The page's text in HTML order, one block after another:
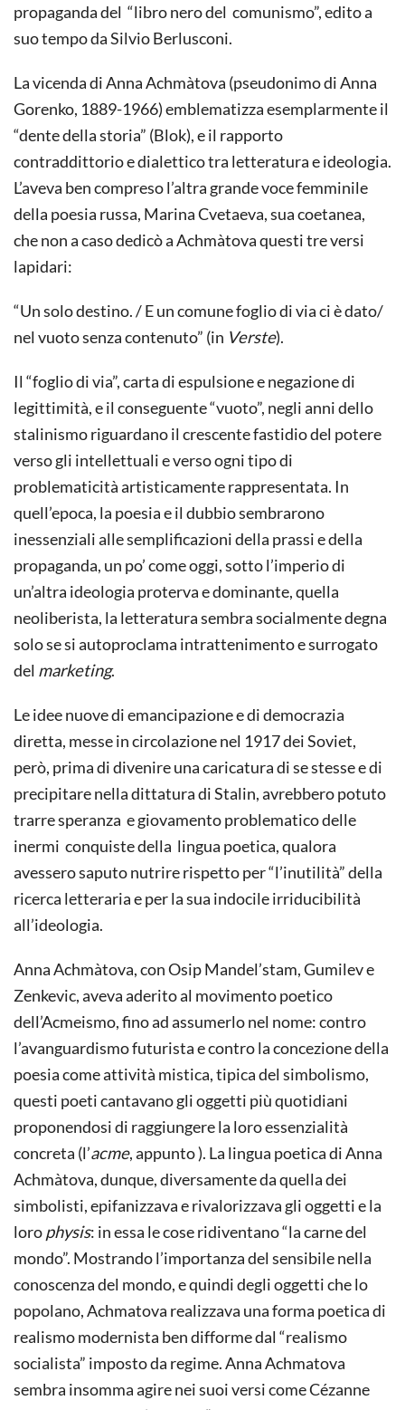
propaganda del “libro nero del comunismo”, edito a
suo tempo da Silvio Berlusconi.
La vicenda di Anna Achmàtova (pseudonimo di Anna
Gorenko, 1889-1966) emblematizza esemplarmente il
“dente della storia” (Blok), e il rapporto
contraddittorio e dialettico tra letteratura e ideologia.
L’aveva ben compreso l’altra grande voce femminile
della poesia russa, Marina Cvetaeva, sua coetanea,
che non a caso dedicò a Achmàtova questi tre versi
lapidari:
“Un solo destino. / E un comune foglio di via ci è dato/
nel vuoto senza contenuto” (in Verste).
Il “foglio di via”, carta di espulsione e negazione di
legittimità, e il conseguente “vuoto”, negli anni dello
stalinismo riguardano il crescente fastidio del potere
verso gli intellettuali e verso ogni tipo di
problematicità artisticamente rappresentata. In
quell’epoca, la poesia e il dubbio sembrarono
inessenziali alle semplificazioni della prassi e della
propaganda, un po’ come oggi, sotto l’imperio di
un’altra ideologia proterva e dominante, quella
neoliberista, la letteratura sembra socialmente degna
solo se si autoproclama intrattenimento e surrogato
del marketing.
Le idee nuove di emancipazione e di democrazia
diretta, messe in circolazione nel 1917 dei Soviet,
però, prima di divenire una caricatura di se stesse e di
precipitare nella dittatura di Stalin, avrebbero potuto
trarre speranza e giovamento problematico delle
inermi conquiste della lingua poetica, qualora
avessero saputo nutrire rispetto per “l’inutilità” della
ricerca letteraria e per la sua indocile irriducibilità
all’ideologia.
Anna Achmàtova, con Osip Mandel’stam, Gumilev e
Zenkevic, aveva aderito al movimento poetico
dell’Acmeismo, fino ad assumerlo nel nome: contro
l’avanguardismo futurista e contro la concezione della
poesia come attività mistica, tipica del simbolismo,
questi poeti cantavano gli oggetti più quotidiani
proponendosi di raggiungere la loro essenzialità
concreta (l’acme, appunto ). La lingua poetica di Anna
Achmàtova, dunque, diversamente da quella dei
simbolisti, epifanizzava e rivalorizzava gli oggetti e la
lorophysis: in essa le cose ridiventano “la carne del
mondo”. Mostrando l’importanza del sensibile nella
conoscenza del mondo, e quindi degli oggetti che lo
popolano, Achmatova realizzava una forma poetica di
realismo modernista ben difforme dal “realismo
socialista” imposto da regime. Anna Achmatova
sembra insomma agire nei suoi versi come Cézanne